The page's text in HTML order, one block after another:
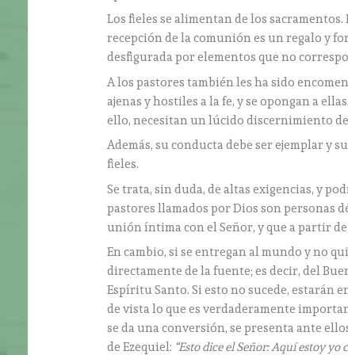
Los fieles se alimentan de los
recepción de la comunión es un regalo y
desfigurada por elementos que no
A los pastores también les ha sido
ajenas y hostiles a la fe, y se opongan a
ello, necesitan un lúcido discernimiento
Además, su conducta debe ser ejemplar y
fieles.
Se trata, sin duda, de altas exigencias, y
pastores llamados por Dios son personas
unión íntima con el Señor, y que a partir
En cambio, si se entregan al mundo y no
directamente de la fuente; es decir, del
Espíritu Santo. Si esto no sucede,
de vista lo que es verdaderamente
se da una conversión, se presenta ante
de Ezequiel: “Esto dice el Señor: Aquí estoy